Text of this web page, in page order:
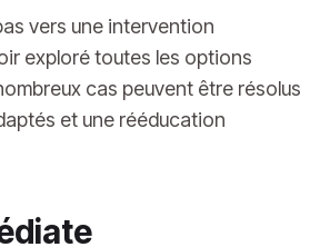
vers une intervention
exploré toutes les options
cas peuvent être résolus
et une rééducation